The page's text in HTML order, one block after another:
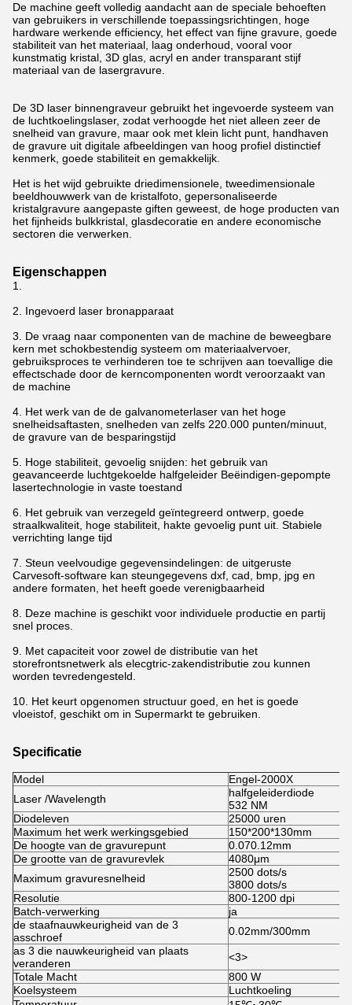
De machine geeft volledig aandacht aan de speciale behoeften
van gebruikers in verschillende toepassingsrichtingen, hoge
hardware werkende efficiency, het effect van fijne gravure, goede
stabiliteit van het materiaal, laag onderhoud, vooral voor
kunstmatig kristal, 3D glas, acryl en ander transparant stijf
materiaal van de lasergravure.
De 3D laser binnengraveur gebruikt het ingevoerde systeem van
de luchtkoelingslaser, zodat verhoogde het niet alleen zeer de
snelheid van gravure, maar ook met klein licht punt, handhaven
de gravure uit digitale afbeeldingen van hoog profiel distinctief
kenmerk, goede stabiliteit en gemakkelijk.
Het is het wijd gebruikte driedimensionele, tweedimensionale
beeldhouwwerk van de kristalfoto, gepersonaliseerde
kristalgravure aangepaste giften geweest, de hoge producten van
het fijnheids bulkkristal, glasdecoratie en andere economische
sectoren die verwerken.
Eigenschappen
1.
2. Ingevoerd laser bronapparaat
3. De vraag naar componenten van de machine de beweegbare
kern met schokbestendig systeem om materiaalvervoer,
gebruiksproces te verhinderen toe te schrijven aan toevallige die
effectschade door de kerncomponenten wordt veroorzaakt van
de machine
4. Het werk van de de galvanometerlaser van het hoge
snelheidsaftasten, snelheden van zelfs 220.000 punten/minuut,
de gravure van de besparingstijd
5. Hoge stabiliteit, gevoelig snijden: het gebruik van
geavanceerde luchtgekoelde halfgeleider Beëindigen-gepompte
lasertechnologie in vaste toestand
6. Het gebruik van verzegeld geïntegreerd ontwerp, goede
straalkwaliteit, hoge stabiliteit, hakte gevoelig punt uit. Stabiele
verrichting lange tijd
7. Steun veelvoudige gegevensindelingen: de uitgeruste
Carvesoft-software kan steungegevens dxf, cad, bmp, jpg en
andere formaten, het heeft goede verenigbaarheid
8. Deze machine is geschikt voor individuele productie en partij
snel proces.
9. Met capaciteit voor zowel de distributie van het
storefrontsnetwerk als elecgtric-zakendistributie zou kunnen
worden tevredengesteld.
10. Het keurt opgenomen structuur goed, en het is goede
vloeistof, geschikt om in Supermarkt te gebruiken.
Specificatie
Model
Engel-2000X
Laser /Wavelength
halfgeleiderdiode
532 NM
Diodeleven
25000 uren
Maximum het werk werkingsgebied
150*200*130mm
De hoogte van de gravurepunt
0.070.12mm
De grootte van de gravurevlek
4080μm
Maximum gravuresnelheid
2500 dots/s
3800 dots/s
Resolutie
800-1200 dpi
Batch-verwerking
ja
de staafnauwkeurigheid van de 3
asschroef
0.02mm/300mm
as 3 die nauwkeurigheid van plaats
veranderen
<3>
Totale Macht
800 W
Koelsysteem
Luchtkoeling